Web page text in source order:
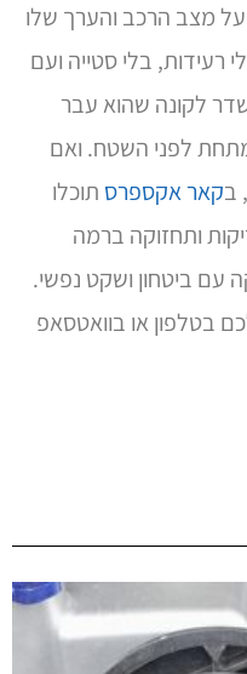
על מצב הרכב והערך שלו
רעידות, בלי סטייה ועם
לקונה שהוא עבר
לפני השטח. ואם
בקאר אקספרס תוכלו
ותחזוקה ברמה
עם ביטחון ושקט נפשי.
בטלפון או בוואטסאפ